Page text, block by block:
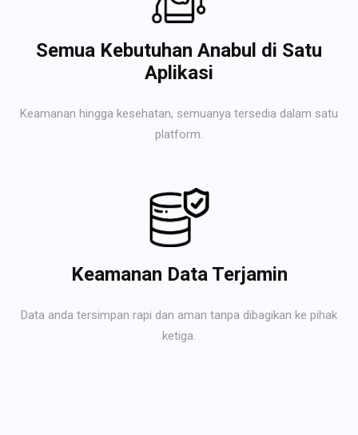
Semua Kebutuhan Anabul di Satu
Aplikasi
Keamanan hingga kesehatan, semuanya tersedia dalam satu
platform.
Keamanan Data Terjamin
Data anda tersimpan rapi dan aman tanpa dibagikan ke pihak
ketiga.